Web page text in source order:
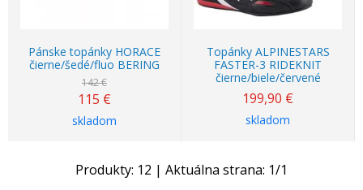
Pánske topánky HORACE
čierne/šedé/fluo BERING
142 €
115 €
skladom
Topánky ALPINESTARS
FASTER-3 RIDEKNIT
čierne/biele/červené
199,90 €
skladom
Produkty: 12 | Aktuálna strana: 1/1